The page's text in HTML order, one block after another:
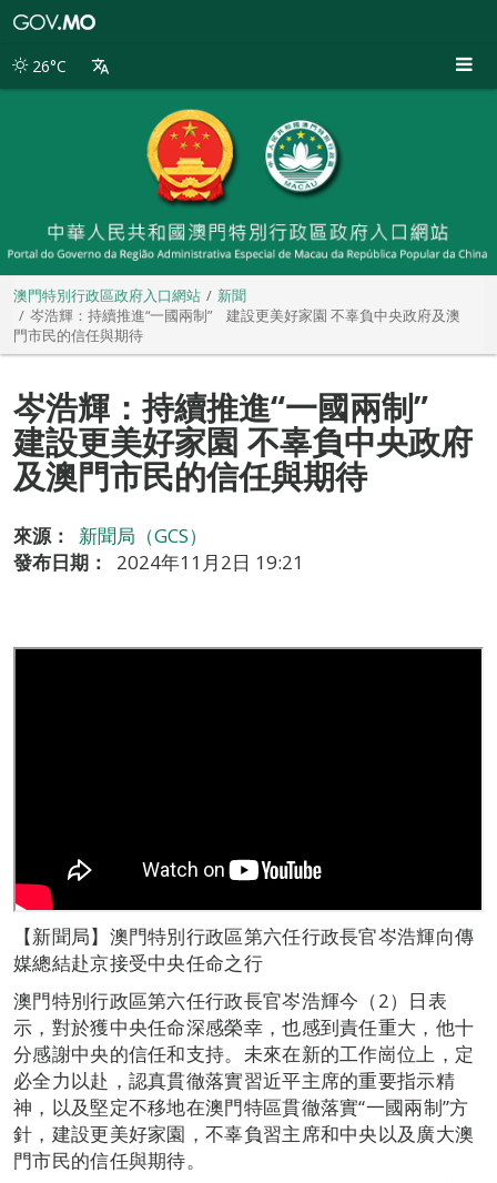
別
26°C
澳門特別行政區政府入口網站
新聞
岑浩輝：持續推進“一國兩制” 建設更美好家園 不辜負中央政府及澳
門市民的信任與期待
岑浩輝：持續推進“一國兩制”
建設更美好家園 不辜負中央政府
及澳門市民的信任與期待
來源：
新聞局（GCS）
發布日期：
2024年11月2日 19:21
【新聞局】澳門特別行政區第六任行政長官岑浩輝向傳
媒總結赴京接受中央任命之行
澳門特別行政區第六任行政長官岑浩輝今（2）日表
示，對於獲中央任命深感榮幸，也感到責任重大，他十
分感謝中央的信任和支持。未來在新的工作崗位上，定
必全力以赴，認真貫徹落實習近平主席的重要指示精
神，以及堅定不移地在澳門特區貫徹落實“一國兩制”方
針，建設更美好家園，不辜負習主席和中央以及廣大澳
門市民的信任與期待。